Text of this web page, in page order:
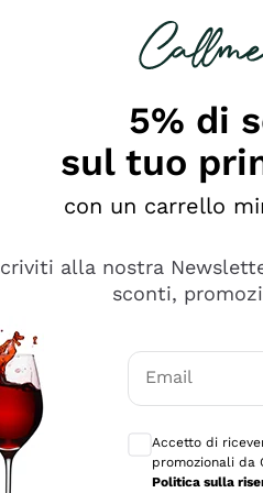
è male ma secondo me
5% di
sul tuo
con un carrello
alla nostra
sconti,
Email
Accetto di
promozionali da
Politica sulla